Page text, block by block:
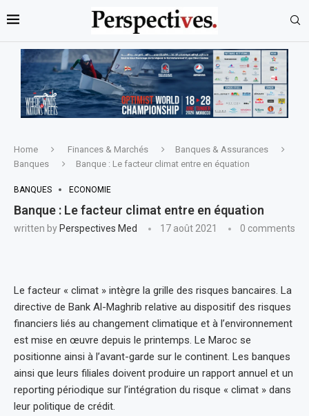
Home Finances & Marchés
Banques & Assurances
Banques
Banque : Le facteur climat entre en équation
BANQUES ECONOMIE
Banque : Le facteur climat entre en équation
written by Perspectives Med 17 août 2021 0 comments
Le facteur « climat » intègre la grille des risques bancaires. La
directive de Bank Al-Maghrib relative au dispositif des risques
financiers liés au changement climatique et à l’environnement
est mise en œuvre depuis le printemps. Le Maroc se
positionne ainsi à l’avant-garde sur le continent. Les banques
ainsi que leurs filiales doivent produire un rapport annuel et un
reporting périodique sur l’intégration du risque « climat » dans
leur politique de crédit.